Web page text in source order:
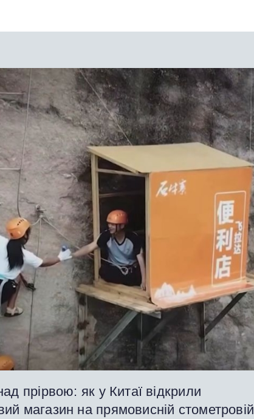
прірвою: як у Китаї відкрили
магазин на прямовисній стометровій